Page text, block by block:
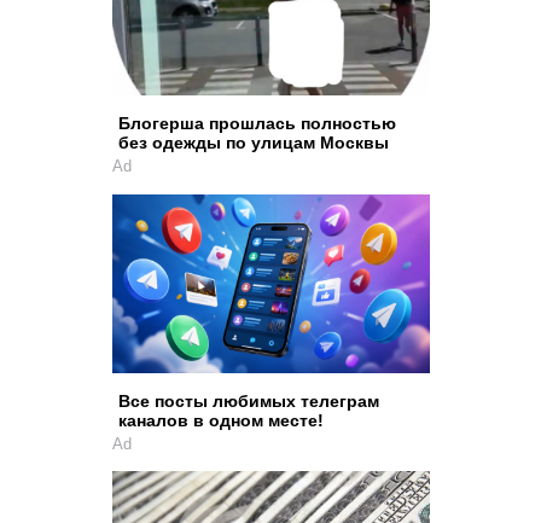
Блогерша прошлась полностью
без одежды по улицам Москвы
Ad
Все посты любимых телеграм
каналов в одном месте!
Ad